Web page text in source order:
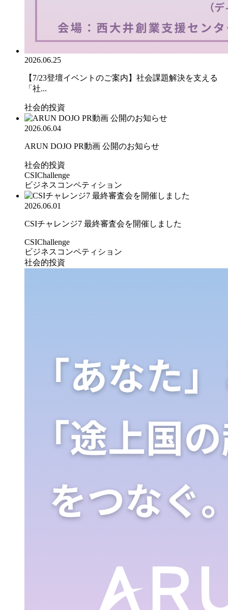
2026.06.25
【7/23登壇イベントのご案内】社会課題解決を支える
「社...
社会的投資
2026.06.04
ARUN DOJO PR動画 公開のお知らせ
社会的投資
CSIChallenge
ビジネスコンペティション
2026.06.01
CSIチャレンジ7 最終審査会を開催しました
CSIChallenge
ビジネスコンペティション
社会的投資